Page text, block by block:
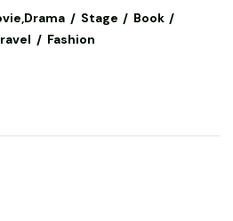
Stage
Book
Fashion